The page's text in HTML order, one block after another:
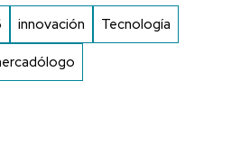
innovación Tecnología